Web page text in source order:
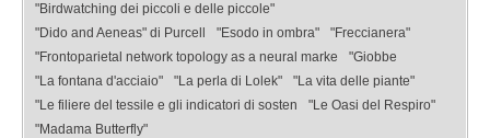
"Birdwatching dei piccoli e delle piccole"
"Dido and Aeneas" di Purcell
"Esodo in ombra"
"Freccianera"
"Frontoparietal network topology as a neural marke
"Giobbe
"La fontana d'acciaio"
"La perla di Lolek"
"La vita delle piante"
"Le filiere del tessile e gli indicatori di sosten
"Le Oasi del Respiro"
"Madama Butterfly"